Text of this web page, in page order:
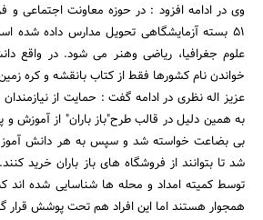
جستجو
وی در ادامه افزود : در حوزه معاونت اجتماعی و
51 بسته آزمایشگاهی تحویل مدارس داده
علوم جغرافیا، ریاضی وهنر می شود. در واقع
خواندن نام کشورها فقط از کتاب بانقشه و کره
عزیز اله نظری در ادامه گفت : حمایت از نیازمندان
به همین دلیل در قالب طرح"باز باران" از آموزش
توسط کمیته امداد و محله ها شناسایی شده اند
همجوار هستند اما این افراد هم تحت پوشش قرار